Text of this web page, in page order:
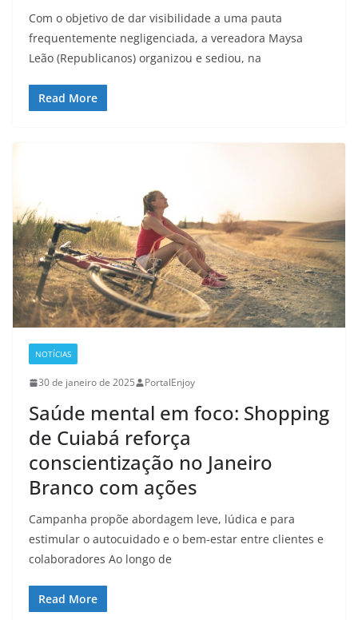
Com o objetivo de dar visibilidade a uma pauta
frequentemente negligenciada, a vereadora Maysa
Leão (Republicanos) organizou e sediou, na
Read More
NOTÍCIAS
30 de janeiro de 2025 PortalEnjoy
Saúde mental em foco: Shopping
de Cuiabá reforça
conscientização no Janeiro
Branco com ações
Campanha propõe abordagem leve, lúdica e para
estimular o autocuidado e o bem-estar entre clientes e
colaboradores Ao longo de
Read More